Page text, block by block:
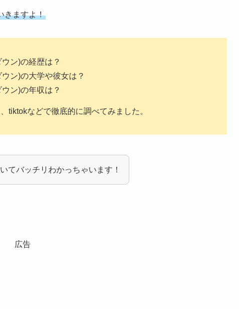
きますよ！
ン)の経歴は？
ン)の大学や彼女は？
ン)の年収は？
tiktokなどで徹底的に調べてみました。
てバッチリわかっちゃいます！
広告